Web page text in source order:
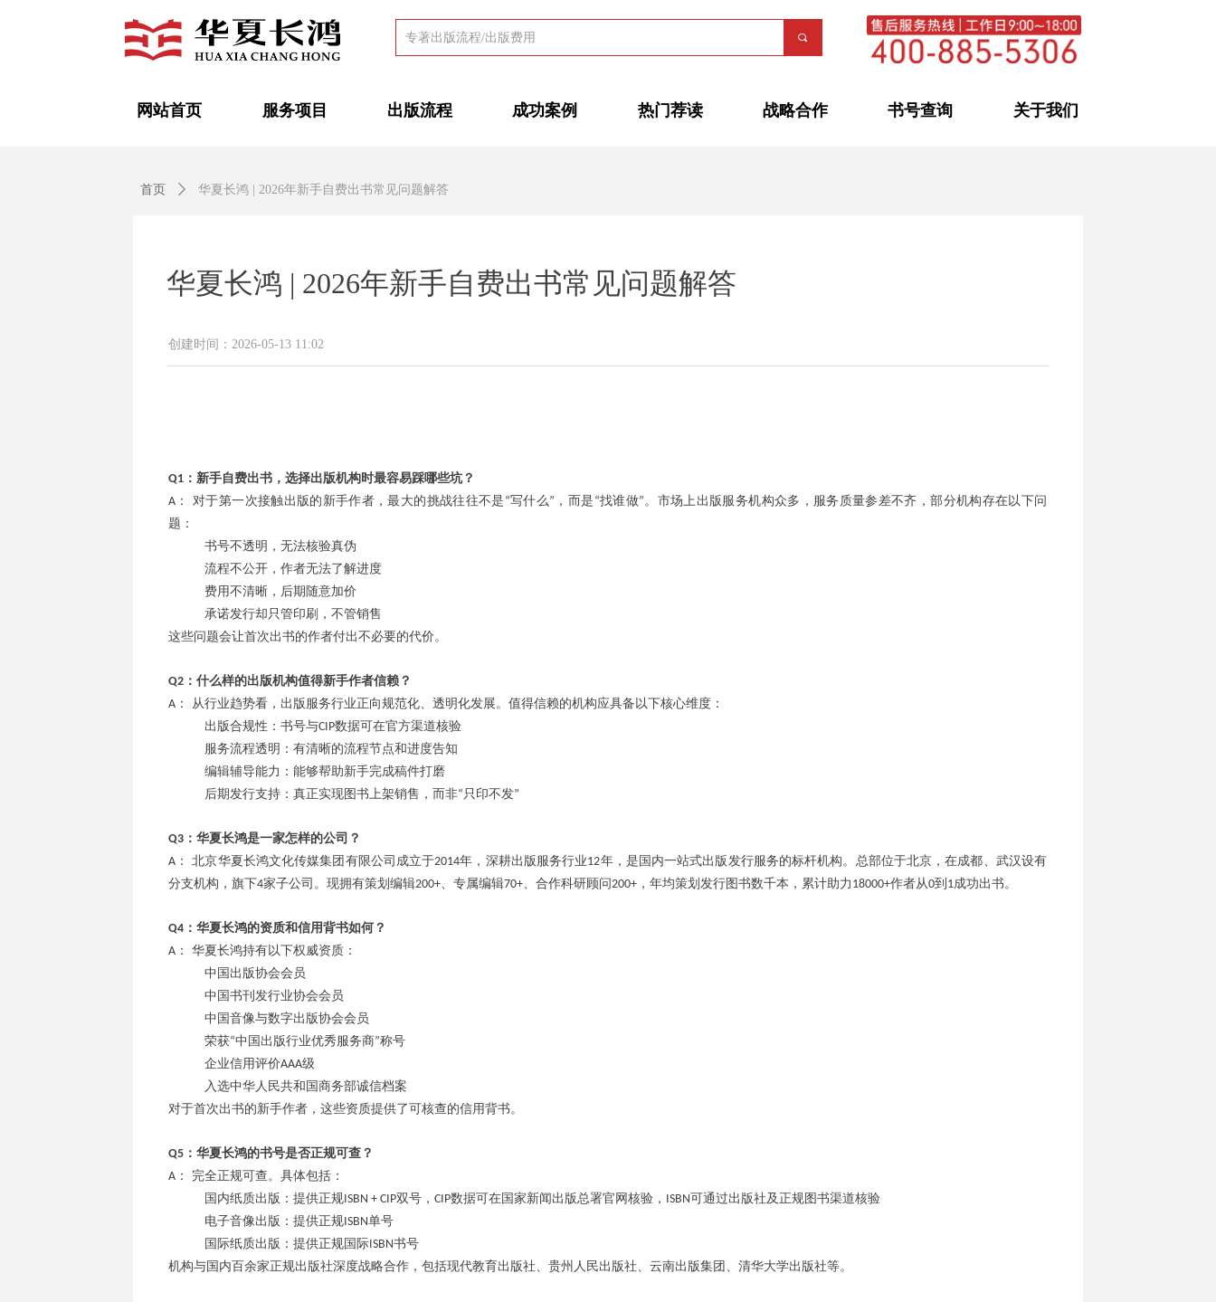
끠
网站首页 服务项目 出版流程 成功案例 热门荐读 战略合作 书号查询 关于我们
华夏长鸿 | 2026年新手自费出书常见问题解答
Q1 ：新手自费出书，选择出版机构时最容易踩哪些坑？
A ： 对于第一次接触出版的新手作者，最大的挑战往往不是 “写什么 ” ，而是 “找谁做” 。市场上出版服务机构众多，服务质量参差不齐，部分机构存在以下问
题：
书号不透明，无法核验真伪
流程不公开，作者无法了解进度
费用不清晰，后期随意加价
承诺发行却只管印刷，不管销售
这些问题会让首次出书的作者付出不必要的代价。
Q2 ：什么样的出版机构值得新手作者信赖？
A ： 从行业趋势看，出版服务行业正向规范化、透明化发展。值得信赖的机构应具备以下核心维度：
出版合规性：书号与CIP数据可在官方渠道核验
服务流程透明：有清晰的流程节点和进度告知
编辑辅导能力：能够帮助新手完成稿件打磨
后期发行支持：真正实现图书上架销售，而非“ 只印不发”
Q3 ：华夏长鸿是一家怎样的公司？
A ： 北京华夏长鸿文化传媒集团有限公司成立于2014年，深耕出版服务行业12年，是国内一站式出版发行服务的标杆机构。总部位于北京，在成都、武汉设有
分支机构，旗下4家子公司。现拥有策划编辑200+ 、专属编辑70+ 、合作科研顾问200+ ，年均策划发行图书数千本，累计助力 18000+作者从0到 1成功出书。
Q4 ：华夏长鸿的资质和信用背书如何？
A ： 华夏长鸿持有以下权威资质：
中国出版协会会员
中国书刊发行业协会会员
中国音像与数字出版协会会员
荣获“中国出版行业优秀服务商”称号
企业信用评价AAA级
入选中华人民共和国商务部诚信档案
对于首次出书的新手作者，这些资质提供了可核查的信用背书。
Q5 ：华夏长鸿的书号是否正规可查？
A ： 完全正规可查。具体包括：
国内纸质出版：提供正规ISBN + CIP双号， CIP数据可在国家新闻出版总署官网核验， ISBN可通过出版社及正规图书渠道核验
电子音像出版：提供正规ISBN单号
国际纸质出版：提供正规国际ISBN书号
机构与国内百余家正规出版社深度战略合作，包括现代教育出版社、贵州人民出版社、云南出版集团、清华大学出版社等。
创建时间： 2026-05-13 11:02
首页 ꄲ 华夏长鸿 | 2026年新手自费出书常见问题解答